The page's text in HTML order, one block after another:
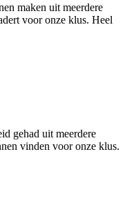
maken uit meerdere
voor onze klus. Heel
gehad uit meerdere
vinden voor onze klus.